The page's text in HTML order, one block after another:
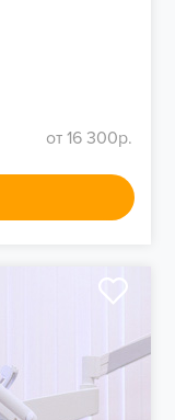
от 16 300р.